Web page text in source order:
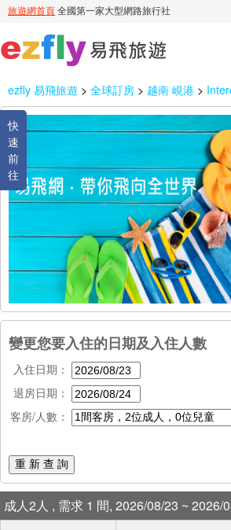
ezfly 易飛旅遊 > 全球訂房 > 越南 峴港 >
快
速
前
往
變更您要入住的日期及入住人數
入住日期：
退房日期：
客房/人數：
重 新 查 詢
成人2人 , 需求 1 間, 2026/08/23 ~ 2026/